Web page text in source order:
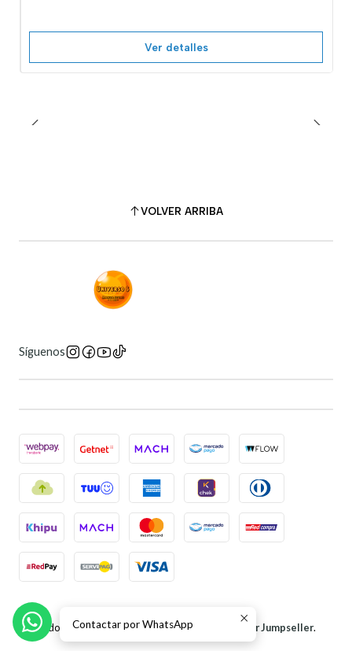
Ver detalles
VOLVER ARRIBA
Síguenos
2026 Universo 6 Manga Store.
Todos los derechos reservados.Desarrollado por Jumpseller.
Contactar por WhatsApp